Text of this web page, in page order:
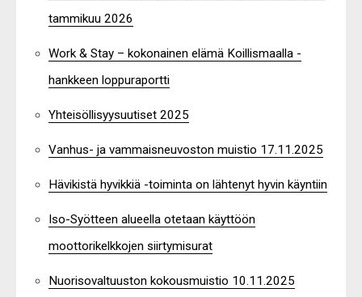
tammikuu 2026
Work & Stay – kokonainen elämä Koillismaalla -
hankkeen loppuraportti
Yhteisöllisyysuutiset 2025
Vanhus- ja vammaisneuvoston muistio 17.11.2025
Hävikistä hyvikkiä -toiminta on lähtenyt hyvin käyntiin
Iso-Syötteen alueella otetaan käyttöön
moottorikelkkojen siirtymisurat
Nuorisovaltuuston kokousmuistio 10.11.2025